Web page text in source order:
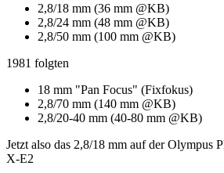
2,8/18 mm (36 mm @KB)
2,8/24 mm (48 mm @KB)
2,8/50 mm (100 mm @KB)
1981 folgten
18 mm "Pan Focus" (Fixfokus)
2,8/70 mm (140 mm @KB)
2,8/20-40 mm (40-80 mm @KB)
Jetzt also das 2,8/18 mm auf der Olympus
X-E2